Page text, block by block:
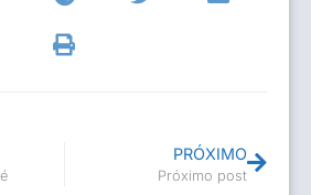
PRÓXIMO
Próximo post